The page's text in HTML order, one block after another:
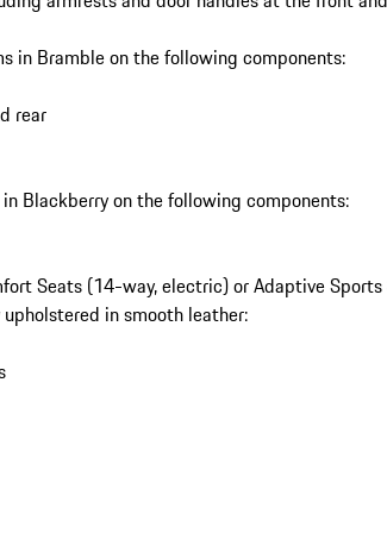
in Bramble on the following components:
rear
Blackberry on the following components:
Seats (14-way, electric) or Adaptive Sports
in smooth leather: